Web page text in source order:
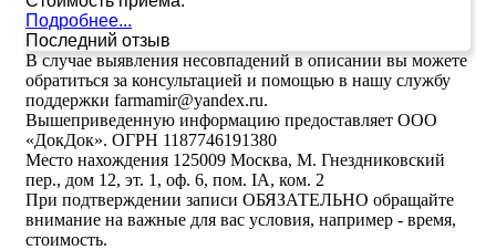
Подробнее...
Последний отзыв
В случае выявления несовпадений в описании вы можете
обратиться за консультацией и помощью в нашу службу
поддержки farmamir@yandex.ru.
Вышеприведенную информацию предоставляет ООО
«ДокДок». ОГРН 1187746191380
Место нахождения 125009 Москва, М. Гнездниковский
пер., дом 12, эт. 1, оф. 6, пом. IA, ком. 2
При подтверждении записи ОБЯЗАТЕЛЬНО обращайте
внимание на важные для вас условия, например - время,
стоимость.